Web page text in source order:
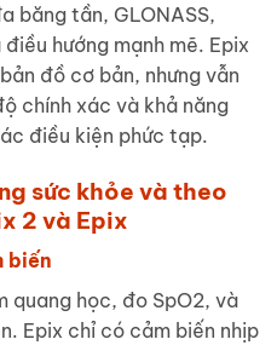
băng tần, GLONASS,
hướng mạnh mẽ. Epix
đồ cơ bản, nhưng vẫn
chính xác và khả năng
điều kiện phức tạp.
sức khỏe và theo
2 và Epix
biến
quang học, đo SpO2, và
Epix chỉ có cảm biến nhịp